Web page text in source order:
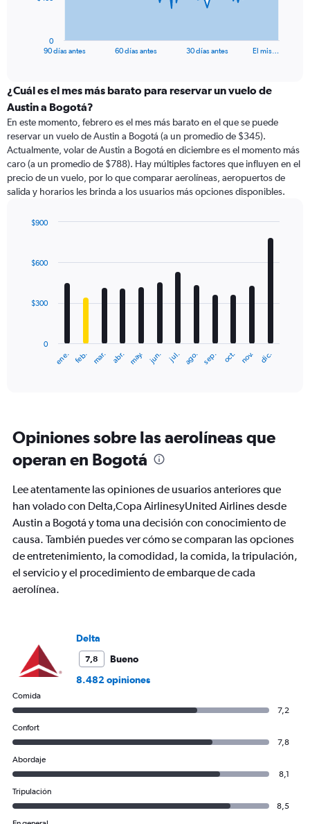
categories.
Range:
categories.
The
chart
has
1
Y
displaying
90 días antes 60 días antes 30 días antes El mis…
0
¿Cuál es el mes más barato para reservar un vuelo de
Austin a Bogotá?
En este momento, febrero es el mes más barato en el que se puede
reservar un vuelo de Austin a Bogotá (a un promedio de $345).
Actualmente, volar de Austin a Bogotá en diciembre es el momento más
caro (a un promedio de $788). Hay múltiples factores que influyen en el
precio de un vuelo, por lo que comparar aerolíneas, aeropuertos de
salida y horarios les brinda a los usuarios más opciones disponibles.
with
12
The
categories.
chart
1
Y
axis
displaying
values.
Range:
0
to
ene. feb. mar. abr. may. jun. jul. ago. sep. oct. nov. dic.
0
$300
$600
$900
Opiniones sobre las aerolíneas que
operan en Bogotá
Lee atentamente las opiniones de usuarios anteriores que
han volado con Delta,Copa AirlinesyUnited Airlines desde
Austin a Bogotá y toma una decisión con conocimiento de
causa. También puedes ver cómo se comparan las opciones
de entretenimiento, la comodidad, la comida, la tripulación,
el servicio y el procedimiento de embarque de cada
aerolínea.
Delta
7,8
Bueno
8.482 opiniones
Comida
7,2
Confort
7,8
Abordaje
8,1
Tripulación
8,5